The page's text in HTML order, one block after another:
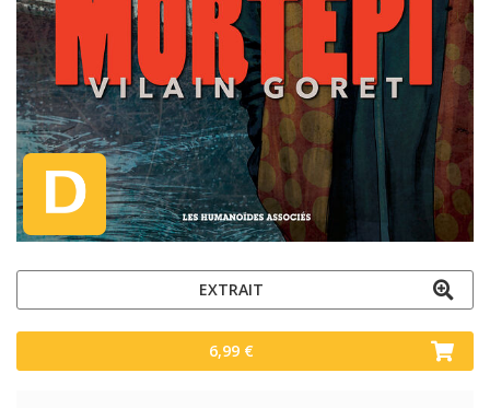
EXTRAIT
6,99 €